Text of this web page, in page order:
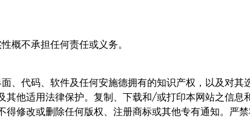
概不承担任何责任或义务。
、代码、软件及任何安施德拥有的知识产权，以及对其
他适用法律保护。复制、下载和/或打印本网站之信息
修改或删除任何版权、注册商标或其他专有通知。严